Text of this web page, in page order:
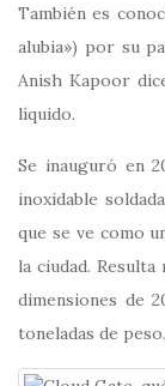
También es
alubia») por su
Anish Kapoor
líquido.
Se inauguró en
inoxidable
que se ve como
la ciudad.
dimensiones de
toneladas de peso.